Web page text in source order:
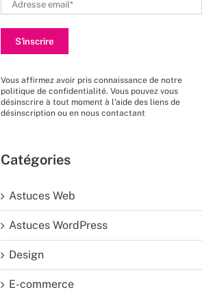
Vous affirmez avoir pris connaissance de notre
politique de confidentialité. Vous pouvez vous
désinscrire à tout moment à l’aide des liens de
désinscription ou en nous contactant
Catégories
Astuces Web
Astuces WordPress
Design
E-commerce